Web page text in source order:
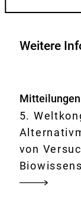
Weitere
Mitteilungen
5.
von